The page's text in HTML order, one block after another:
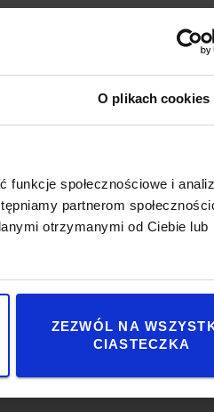
O plikach cookies
społecznościowe i
partnerom
otrzymanymi od Ciebie lub
ZEZWÓL NA
CIASTECZKA
The intuitive and
buttons to control
safety button, a PIN